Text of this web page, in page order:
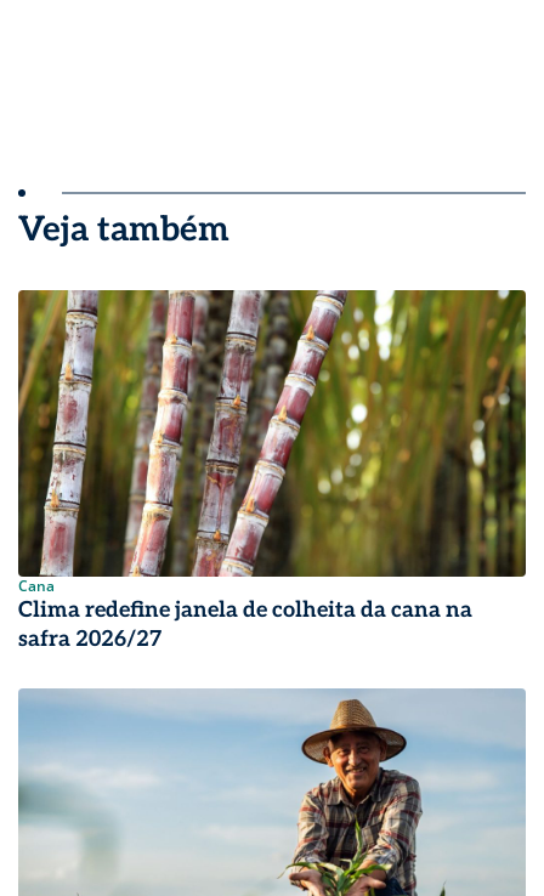
Veja também
Cana
Clima redefine janela de colheita da cana na
safra 2026/27